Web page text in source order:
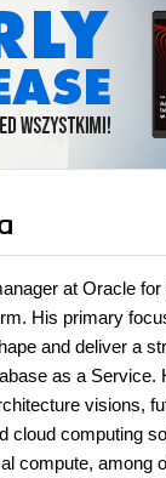
at Oracle
His primary
and deliver a
as a
visions,
cloud computing
compute, among